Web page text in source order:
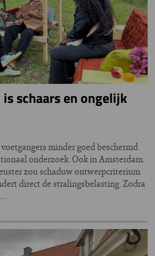
schaars en ongelijk
minder goed beschermd
onderzoek. Ook in Amsterdam.
zou schaduw ontwerpcriterium
direct de stralingsbelasting. Zodra